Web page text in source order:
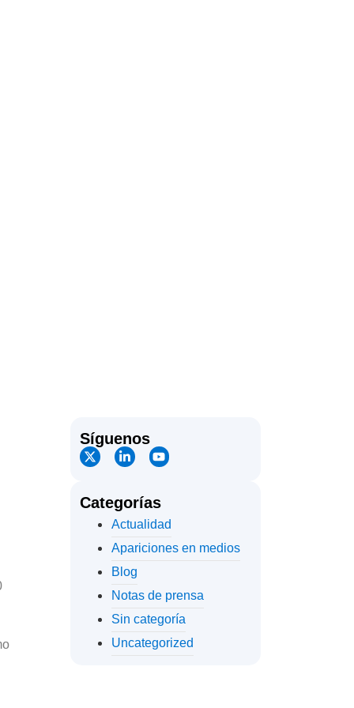
Síguenos
Categorías
Actualidad
Apariciones en medios
Blog
Notas de prensa
Sin categoría
Uncategorized